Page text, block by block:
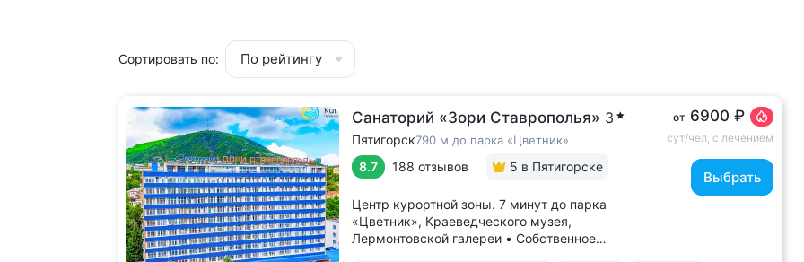
Сортировать по: По рейтингу
Санаторий «Зори Ставрополья» 3
Пятигорск790 м до парка «Цветник»
8.7 188 отзывов 5 в Пятигорске
Центр курортной зоны. 7 минут до парка
«Цветник», Краеведческого музея,
Лермонтовской галереи • Собственное
от 6900 ₽
сут/чел, с лечением
Выбрать